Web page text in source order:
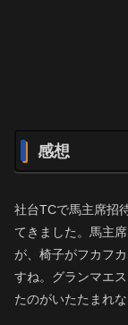
感想
社台TCで馬主席招
てきました。馬主
が、椅子がフカフ
すね。グランマエ
たのがいたたまれな